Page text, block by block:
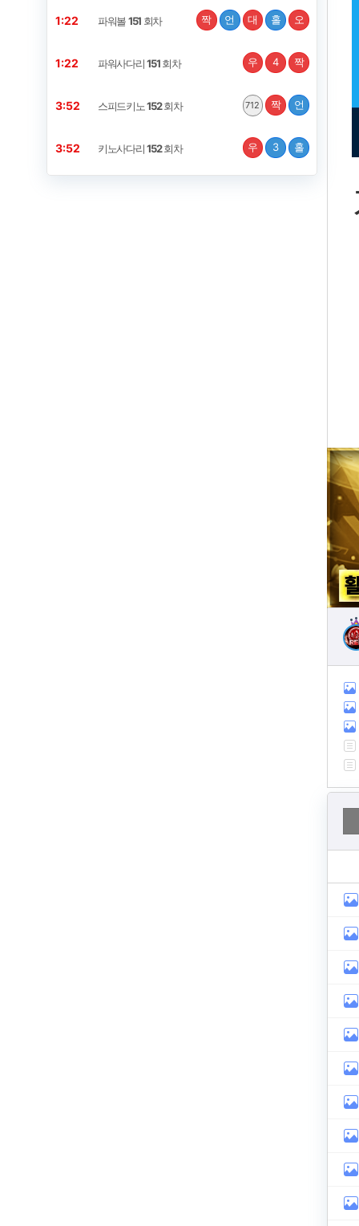
1:22 파워볼151회차 짝 언 대 홀 오
1:22 파워사다리151회차 우 4 짝
3:52 스피드키노152회차 712 짝 언
3:52 키노사다리152회차 우 3 홀